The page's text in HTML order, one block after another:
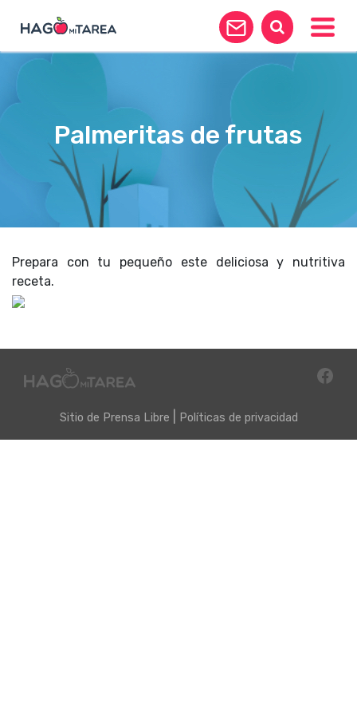
Palmeritas de frutas
Prepara con tu pequeño este deliciosa y nutritiva
receta.
Sitio de Prensa Libre Políticas de privacidad